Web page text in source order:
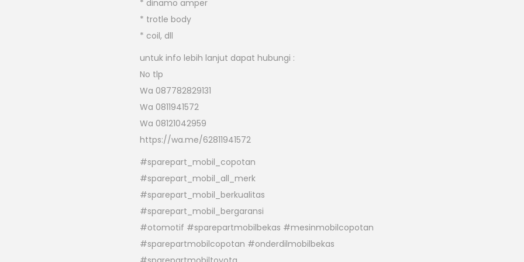
* dinamo amper
* trotle body
* coil, dll
untuk info lebih lanjut dapat hubungi :
No tlp
Wa 087782829131
Wa 0811941572
Wa 08121042959
https://wa.me/62811941572
#sparepart_mobil_copotan
#sparepart_mobil_all_merk
#sparepart_mobil_berkualitas
#sparepart_mobil_bergaransi
#otomotif #sparepartmobilbekas #mesinmobilcopotan
#sparepartmobilcopotan #onderdilmobilbekas